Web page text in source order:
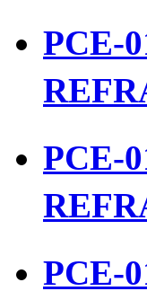
PCE-
PCE-
PCE-